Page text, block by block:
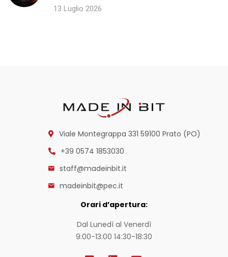
13 Luglio 2026
Viale Montegrappa 331 59100 Prato (PO)
+39 0574 1853030
staff@madeinbit.it
madeinbit@pec.it
Orari d’apertura:
Dal Lunedì al Venerdì
9:00-13:00 14:30-18:30